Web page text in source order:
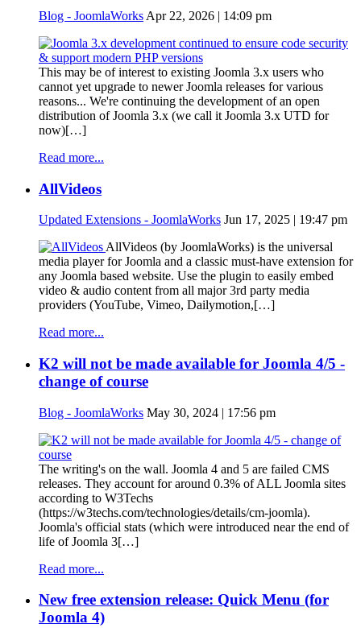
Blog - JoomlaWorks Apr 22, 2026 | 14:09 pm
This may be of interest to existing Joomla 3.x users who
cannot yet upgrade to newer Joomla releases for various
reasons... We're continuing the development of an open
distribution of Joomla 3.x (we call it Joomla 3.x UTD for
now)[…]
Read more...
AllVideos
Updated Extensions - JoomlaWorks Jun 17, 2025 | 19:47 pm
AllVideos (by JoomlaWorks) is the universal
media player for Joomla and a classic must-have extension for
any Joomla based website. Use the plugin to easily embed
video & audio content from all major 3rd party media
providers (YouTube, Vimeo, Dailymotion,[…]
Read more...
K2 will not be made available for Joomla 4/5 -
change of course
Blog - JoomlaWorks May 30, 2024 | 17:56 pm
The writing's on the wall. Joomla 4 and 5 are failed CMS
releases. They account for around 0.3% of ALL Joomla sites
according to W3Techs
(https://w3techs.com/technologies/details/cm-joomla).
Joomla's official stats (which were introduced near the end of
life of Joomla 3[…]
Read more...
New free extension release: Quick Menu (for
Joomla 4)